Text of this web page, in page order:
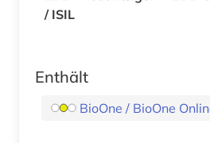
/ ISIL
Enthält
BioOne / BioOne